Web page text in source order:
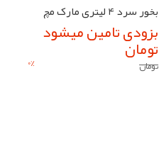
بخور سرد 4 لیتری مارک مچ
بزودی تامین میشود
تومان
تومان 0%